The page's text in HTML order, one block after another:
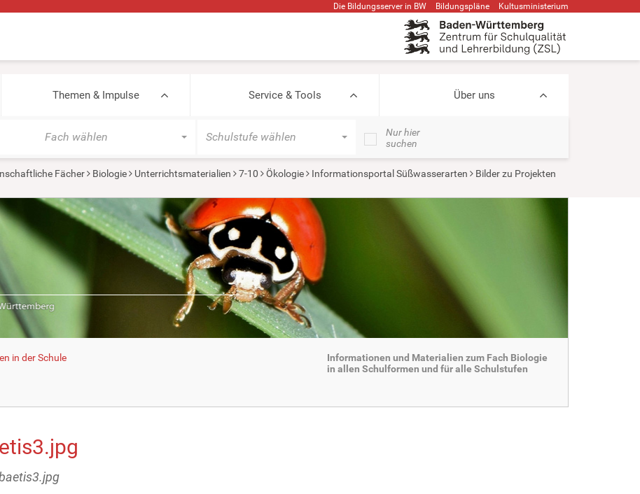
Die Bildungsserver in BW Bildungspläne Kultusministerium
Themen & Impulse Service & Tools Über uns
Fach wählen Schulstufe wählen
Nur hier
suchen
Fächer Biologie Unterrichtsmaterialien 7-10 Ökologie Informationsportal Süßwasserarten
Bilder zu Projekten
in der Schule
Informationen und Materialien zum Fach Biologie
in allen Schulformen und für alle Schulstufen